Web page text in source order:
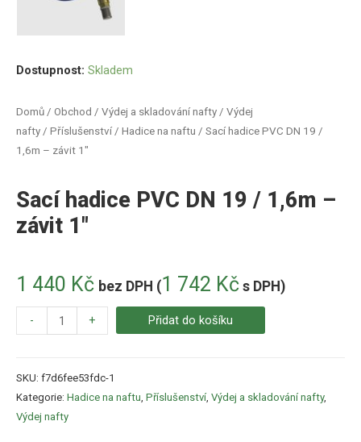
Domů / Obchod / Výdej a skladování nafty / Výdej
nafty / Příslušenství / Hadice na naftu / Sací hadice PVC DN 19 /
1,6m – závit 1″
Sací hadice PVC DN 19 / 1,6m –
závit 1″
1 440 Kč bez DPH (1 742 Kč s DPH)
Dostupnost: Skladem
- + Přidat do košíku
SKU: f7d6fee53fdc-1
Kategorie: Hadice na naftu Příslušenství Výdej a skladování nafty,
Výdej nafty